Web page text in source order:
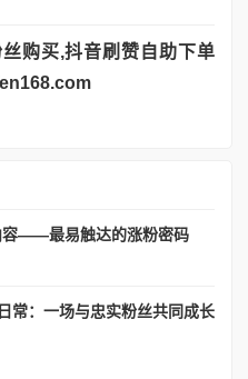
购买,抖音刷赞自助下单
容——最易触达的涨粉密码
常：一场与忠实粉丝共同成长